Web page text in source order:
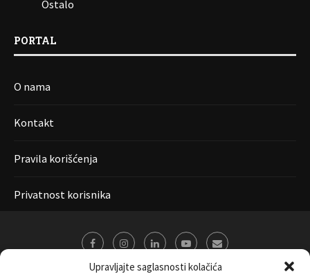
Upravljajte saglasnosti kolačića
Ostalo
PORTAL
O nama
Kontakt
Pravila korišćenja
Privatnost korisnika